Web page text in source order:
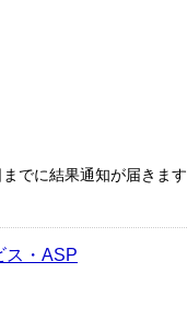
でに結果通知が届きます
ス・ASP